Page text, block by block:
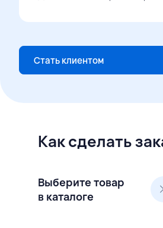
Стать клиентом
Как сделать
Выберите товар
в каталоге